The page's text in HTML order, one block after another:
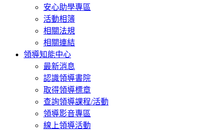
安心助學專區
活動相簿
相關法規
相關連結
領導知能中心
最新消息
認識領導書院
取得領導標章
查詢領導課程/活動
領導影音專區
線上領導活動